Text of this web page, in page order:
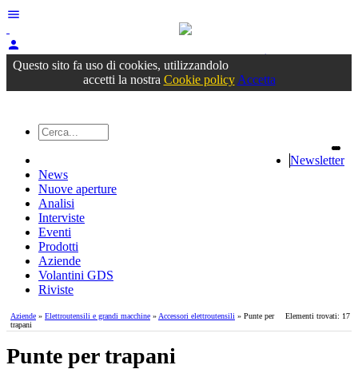
menu
person
Accedioppure registrati
Questo sito fa uso di cookies, utilizzandolo
accetti la nostra Cookie policy Accetta
Newsletter
News
Nuove aperture
Analisi
Interviste
Eventi
Prodotti
Aziende
Volantini GDS
Riviste
Elementi trovati: 17
Aziende » Elettroutensili e grandi macchine » Accessori elettroutensili » Punte per
trapani
Punte per trapani